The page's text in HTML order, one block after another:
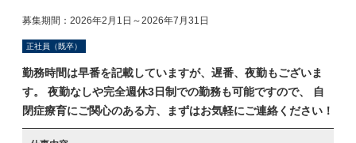
募集期間：2026年2月1日～2026年7月31日
正社員（既卒）
勤務時間は早番を記載していますが、遅番、夜勤もございま
す。 夜勤なしや完全週休3日制での勤務も可能ですので、 自
閉症療育にご関心のある方、まずはお気軽にご連絡ください！